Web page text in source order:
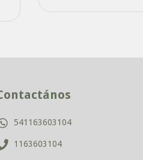
541163603104
1163603104